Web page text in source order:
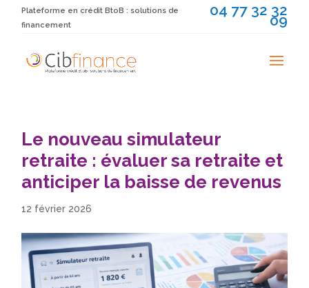
Plateforme en crédit BtoB : solutions de
financement
04 77 32 32
09
Le nouveau simulateur
retraite : évaluer sa retraite et
anticiper la baisse de revenus
12 février 2026